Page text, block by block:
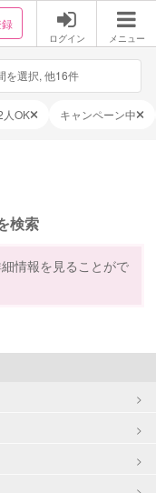
ログイン メニュー
を選択, 他16件
人OK キャンペーン中
検索
情報を見ることがで